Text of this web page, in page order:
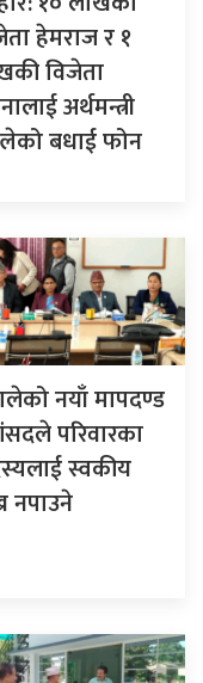
हेमराज र १
विजेता
अर्थमन्त्री
बधाई फोन
नयाँ मापदण्ड
परिवारका
स्वकीय
नपाउने